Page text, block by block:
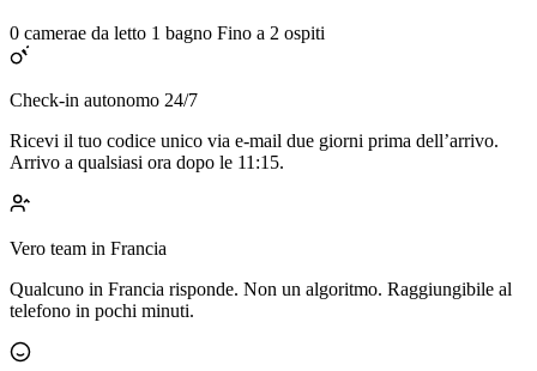
0 camerae da letto 1 bagno Fino a 2 ospiti
Check-in autonomo 24/7
Ricevi il tuo codice unico via e-mail due giorni prima dell’arrivo.
Arrivo a qualsiasi ora dopo le 11:15.
Vero team in Francia
Qualcuno in Francia risponde. Non un algoritmo. Raggiungibile al
telefono in pochi minuti.